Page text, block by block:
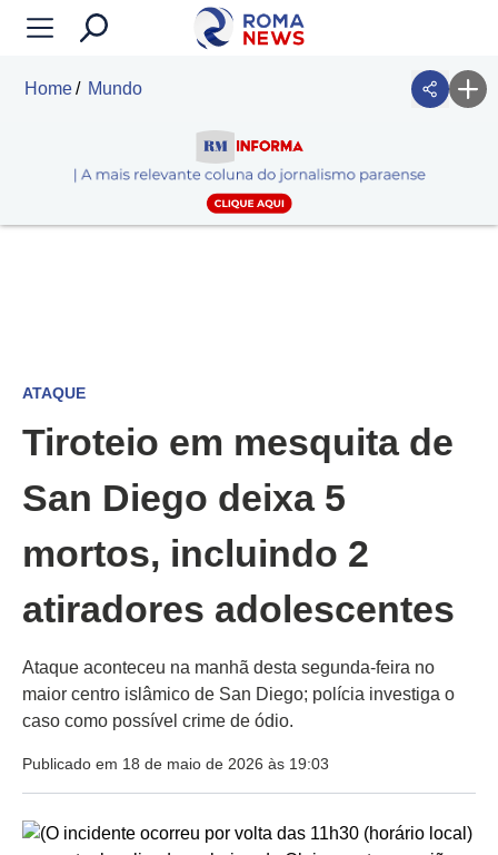
Home Mundo
ATAQUE
Tiroteio em mesquita de
San Diego deixa 5
mortos, incluindo 2
atiradores adolescentes
Ataque aconteceu na manhã desta segunda-feira no
maior centro islâmico de San Diego; polícia investiga o
caso como possível crime de ódio.
Publicado em 18 de maio de 2026 às 19:03